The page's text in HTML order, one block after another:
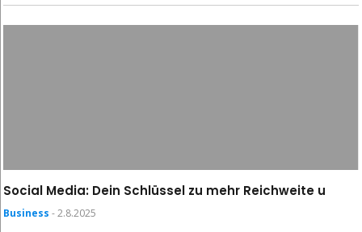
Social Media: Dein Schlüssel zu mehr Reichweite u
Business - 2.8.2025